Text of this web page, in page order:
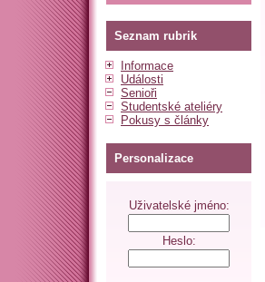
Seznam rubrik
Informace
Události
Senioři
Studentské ateliéry
Pokusy s články
Personalizace
Uživatelské jméno:
Heslo: